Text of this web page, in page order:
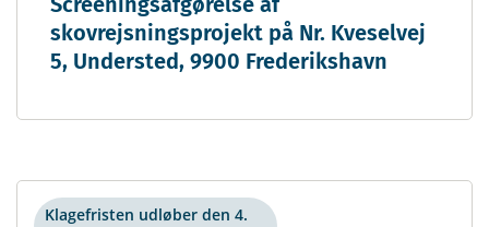
skovrejsningsprojekt på Nr. Kveselvej
5, Understed, 9900 Frederikshavn
Klagefristen udløber den 4.